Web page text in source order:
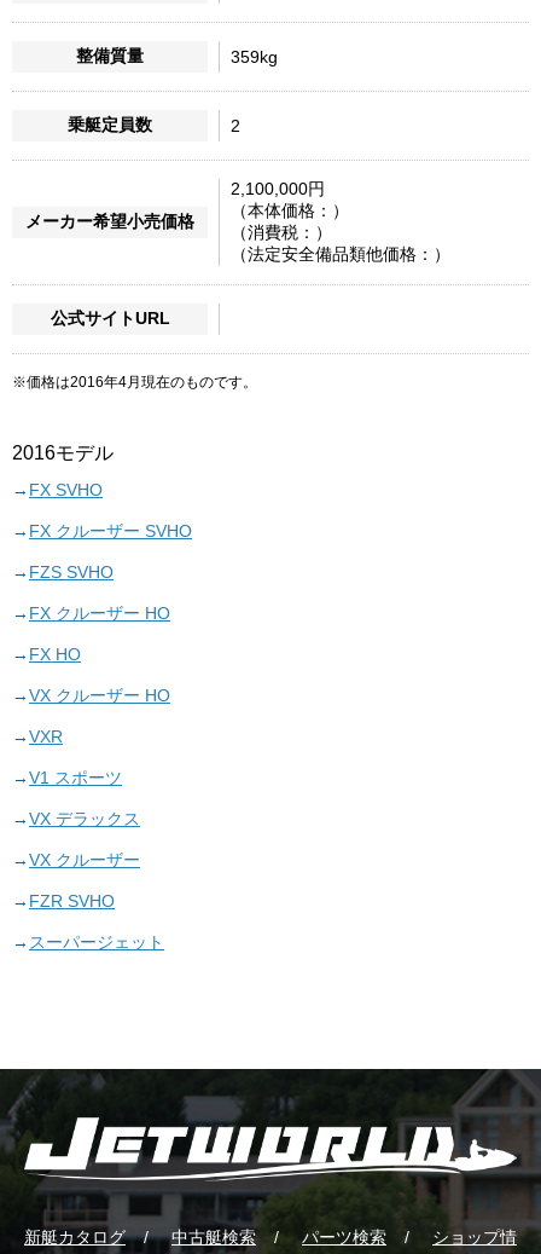
整備質量 359kg
乗艇定員数 2
メーカー希望小売価格
2,100,000円
（本体価格：）
（消費税：）
（法定安全備品類他価格：）
公式サイトURL
※価格は2016年4月現在のものです。
2016モデル
FX SVHO
FX クルーザー SVHO
FZS SVHO
FX クルーザー HO
FX HO
VX クルーザー HO
VXR
V1 スポーツ
VX デラックス
VX クルーザー
FZR SVHO
スーパージェット
新艇カタログ 中古艇検索 パーツ検索 ショップ情